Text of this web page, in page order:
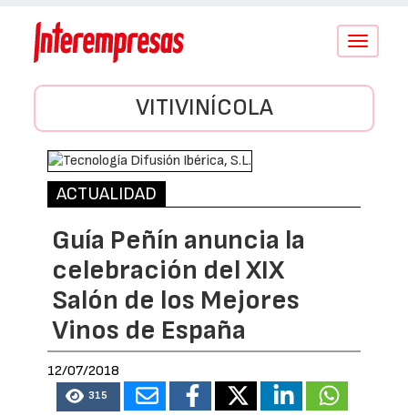
Conmutar
VITIVINÍCOLA
ACTUALIDAD
Guía Peñín anuncia la
celebración del XIX
Salón de los Mejores
Vinos de España
12/07/2018
315